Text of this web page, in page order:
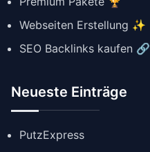
Webseiten Erstellung ✨
SEO Backlinks kaufen 🔗
Neueste Einträge
PutzExpress